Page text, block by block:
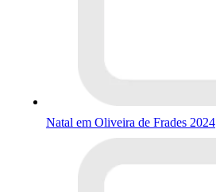
Natal em Oliveira de Frades 2024